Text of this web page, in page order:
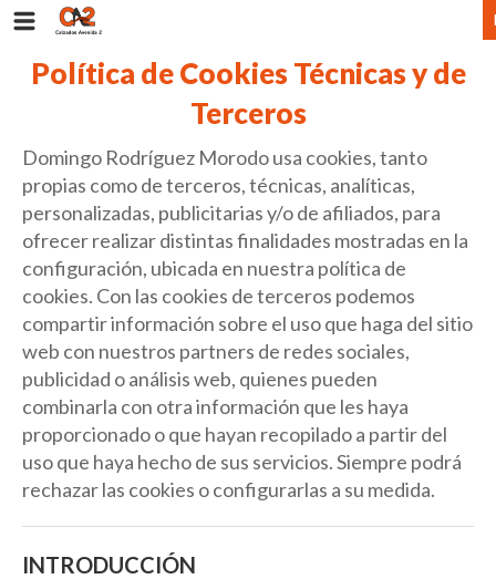
Política de Cookies Técnicas y de
Terceros
Domingo Rodríguez Morodo usa cookies, tanto
propias como de terceros, técnicas, analíticas,
personalizadas, publicitarias y/o de afiliados, para
ofrecer realizar distintas finalidades mostradas en la
configuración, ubicada en nuestra política de
cookies. Con las cookies de terceros podemos
compartir información sobre el uso que haga del sitio
web con nuestros partners de redes sociales,
publicidad o análisis web, quienes pueden
combinarla con otra información que les haya
proporcionado o que hayan recopilado a partir del
uso que haya hecho de sus servicios. Siempre podrá
rechazar las cookies o configurarlas a su medida.
INTRODUCCIÓN